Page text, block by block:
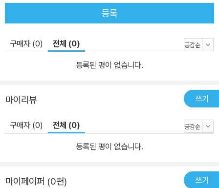
등록
구매자 (0) 전체 (0)
등록된 평이 없습니다.
마이리뷰 쓰기
구매자 (0) 전체 (0)
등록된 평이 없습니다.
마이페이퍼 (0편) 쓰기